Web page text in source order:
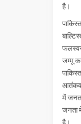
है।
जम्मू
में
जनता
है।